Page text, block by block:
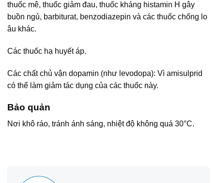
thuốc mê, thuốc giảm đau, thuốc kháng histamin H gây
buồn ngủ, barbiturat, benzodiazepin và các thuốc chống lo
âu khác.
Các thuốc hạ huyết áp.
Các chất chủ vận dopamin (như levodopa): Vì amisulprid
có thể làm giảm tác dụng của các thuốc này.
Bảo quản
Nơi khô ráo, tránh ánh sáng, nhiệt độ không quá 30°C.